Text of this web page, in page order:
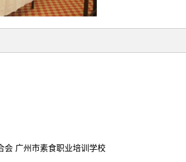
会 广州市素食职业培训学校